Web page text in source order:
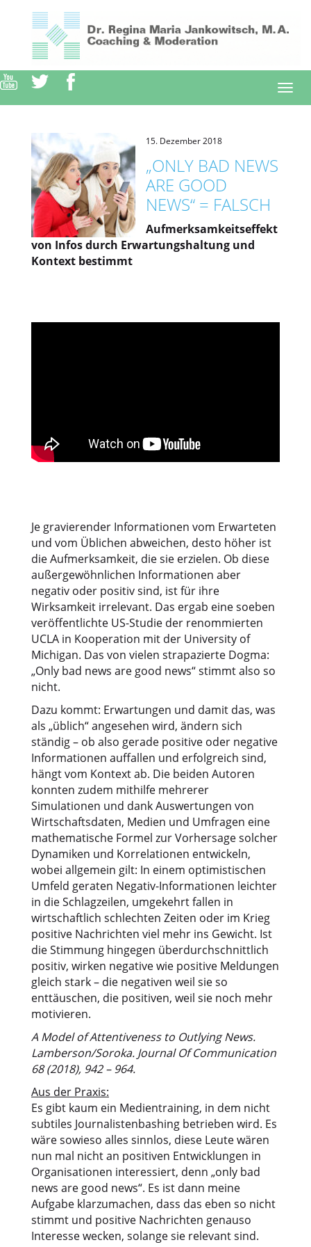
15. Dezember 2018
„ONLY BAD NEWS
ARE GOOD
NEWS“ = FALSCH
Aufmerksamkeitseffekt
von Infos durch Erwartungshaltung und
Kontext bestimmt
Je gravierender Informationen vom Erwarteten
und vom Üblichen abweichen, desto höher ist
die Aufmerksamkeit, die sie erzielen. Ob diese
außergewöhnlichen Informationen aber
negativ oder positiv sind, ist für ihre
Wirksamkeit irrelevant. Das ergab eine soeben
veröffentlichte US-Studie der renommierten
UCLA in Kooperation mit der University of
Michigan. Das von vielen strapazierte Dogma:
„Only bad news are good news“ stimmt also so
nicht.
Dazu kommt: Erwartungen und damit das, was
als „üblich“ angesehen wird, ändern sich
ständig – ob also gerade positive oder negative
Informationen auffallen und erfolgreich sind,
hängt vom Kontext ab. Die beiden Autoren
konnten zudem mithilfe mehrerer
Simulationen und dank Auswertungen von
Wirtschaftsdaten, Medien und Umfragen eine
mathematische Formel zur Vorhersage solcher
Dynamiken und Korrelationen entwickeln,
wobei allgemein gilt: In einem optimistischen
Umfeld geraten Negativ-Informationen leichter
in die Schlagzeilen, umgekehrt fallen in
wirtschaftlich schlechten Zeiten oder im Krieg
positive Nachrichten viel mehr ins Gewicht. Ist
die Stimmung hingegen überdurchschnittlich
positiv, wirken negative wie positive Meldungen
gleich stark – die negativen weil sie so
enttäuschen, die positiven, weil sie noch mehr
motivieren.
A Model of Attentiveness to Outlying News.
Lamberson/Soroka. Journal Of Communication
68 (2018), 942 – 964.
Aus der Praxis:
Es gibt kaum ein Medientraining, in dem nicht
subtiles Journalistenbashing betrieben wird. Es
wäre sowieso alles sinnlos, diese Leute wären
nun mal nicht an positiven Entwicklungen in
Organisationen interessiert, denn „only bad
news are good news“. Es ist dann meine
Aufgabe klarzumachen, dass das eben so nicht
stimmt und positive Nachrichten genauso
Interesse wecken, solange sie relevant sind.